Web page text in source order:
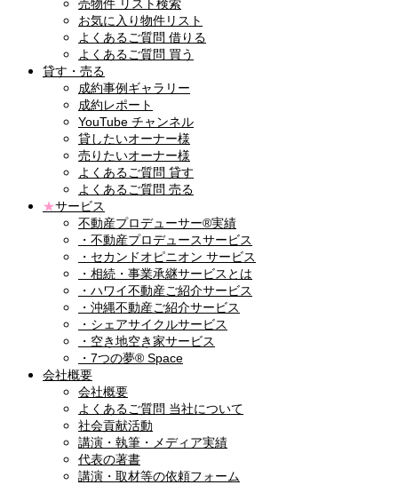
売物件 リスト検索
お気に入り物件リスト
よくあるご質問 借りる
よくあるご質問 買う
貸す・売る
成約事例ギャラリー
成約レポート
YouTube チャンネル
貸したいオーナー様
売りたいオーナー様
よくあるご質問 貸す
よくあるご質問 売る
★サービス
不動産プロデューサー®実績
・不動産プロデュースサービス
・セカンドオピニオン サービス
・相続・事業承継サービスとは
・ハワイ不動産ご紹介サービス
・沖縄不動産ご紹介サービス
・シェアサイクルサービス
・空き地空き家サービス
・7つの夢® Space
会社概要
会社概要
よくあるご質問 当社について
社会貢献活動
講演・執筆・メディア実績
代表の著書
講演・取材等の依頼フォーム